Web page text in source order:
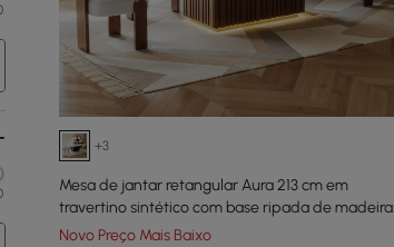
+3
Mesa de jantar retangular Aura 213 cm em
travertino sintético com base ripada de madeira
e luz LED
Novo Preço Mais Baixo